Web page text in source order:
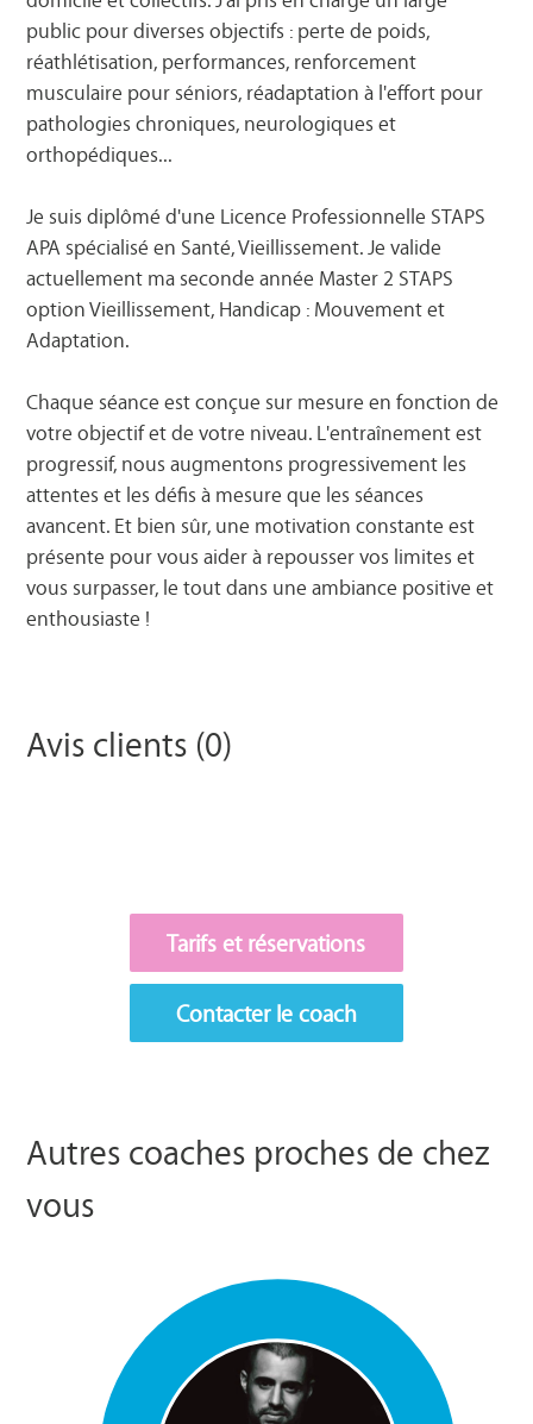
public pour diverses objectifs : perte de poids,
réathlétisation, performances, renforcement
musculaire pour séniors, réadaptation à l'effort pour
pathologies chroniques, neurologiques et
orthopédiques...
Je suis diplômé d'une Licence Professionnelle STAPS
APA spécialisé en Santé, Vieillissement. Je valide
actuellement ma seconde année Master 2 STAPS
option Vieillissement, Handicap : Mouvement et
Adaptation.
Chaque séance est conçue sur mesure en fonction de
votre objectif et de votre niveau. L'entraînement est
progressif, nous augmentons progressivement les
attentes et les défis à mesure que les séances
avancent. Et bien sûr, une motivation constante est
présente pour vous aider à repousser vos limites et
vous surpasser, le tout dans une ambiance positive et
enthousiaste !
Avis clients (0)
Tarifs et réservations
Contacter le coach
Autres coaches proches de chez
vous